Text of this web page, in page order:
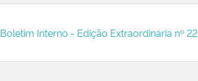
Boletim Interno - Edição Extraordinária nº 22